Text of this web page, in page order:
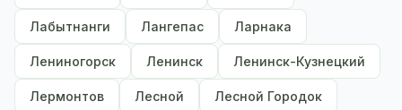
Лабытнанги Лангепас Ларнака
Лениногорск Ленинск Ленинск-Кузнецкий
Лермонтов Лесной Лесной Городок